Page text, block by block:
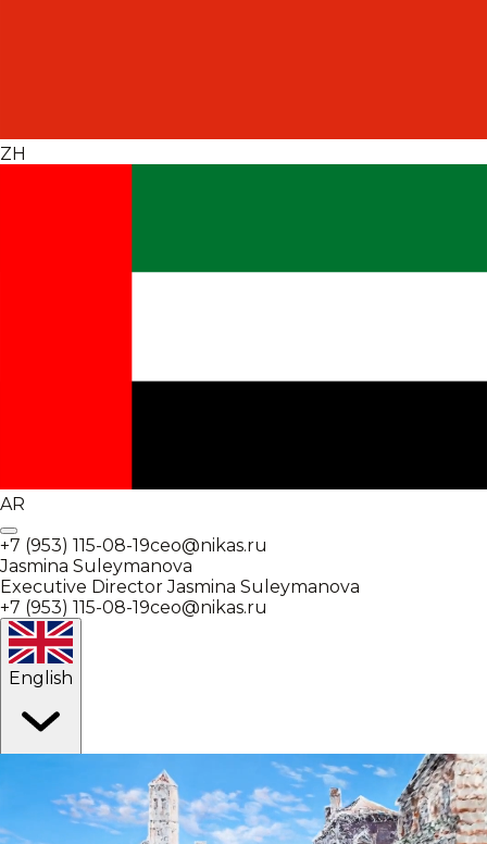
ZH
AR
+7 (953) 115-08-19ceo@nikas.ru
Jasmina Suleymanova
Executive Director Jasmina Suleymanova
+7 (953) 115-08-19ceo@nikas.ru
English